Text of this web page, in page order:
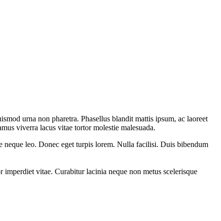
urna non pharetra. Phasellus blandit mattis ipsum, ac laoreet
viverra lacus vitae tortor molestie malesuada.
leo. Donec eget turpis lorem. Nulla facilisi. Duis bibendum
vitae. Curabitur lacinia neque non metus scelerisque